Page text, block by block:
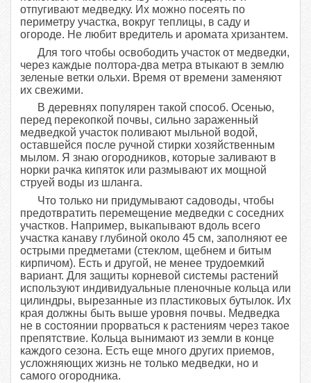
отпугивают медведку. Их можно посеять по
периметру участка, вокруг теплицы, в саду и
огороде. Не любит вредитель и аромата хризантем.
Для того чтобы освободить участок от медведки,
через каждые полтора-два метра втыкают в землю
зеленые ветки ольхи. Время от времени заменяют
их свежими.
В деревнях популярен такой способ. Осенью,
перед перекопкой почвы, сильно зараженный
медведкой участок поливают мыльной водой,
оставшейся после ручной стирки хозяйственным
мылом. Я знаю огородников, которые заливают в
норки рачка кипяток или размывают их мощной
струей воды из шланга.
Что только ни придумывают садоводы, чтобы
предотвратить перемещение медведки с соседних
участков. Например, выкапывают вдоль всего
участка канаву глубиной около 45 см, заполняют ее
острыми предметами (стеклом, щебнем и битым
кирпичом). Есть и другой, не менее трудоемкий
вариант. Для защиты корневой системы растений
используют индивидуальные пленочные кольца или
цилиндры, вырезанные из пластиковых бутылок. Их
края должны быть выше уровня почвы. Медведка
не в состоянии прорваться к растениям через такое
препятствие. Кольца вынимают из земли в конце
каждого сезона. Есть еще много других приемов,
усложняющих жизнь не только медведки, но и
самого огородника.